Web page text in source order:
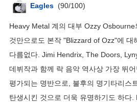
Eagles (90/100)
Heavy Metal 계의 대부 Ozzy
것만으로도 본작 "Blizzard of Ozz"에 대
다름없다. Jimi Hendrix, The Doors,
데뷔작과 함께 락 음악 역사상 가장 뛰
평가되는 명반으로, 불후의 명기타리스
탄생시킨 것으로 더욱 유명하기도 하다